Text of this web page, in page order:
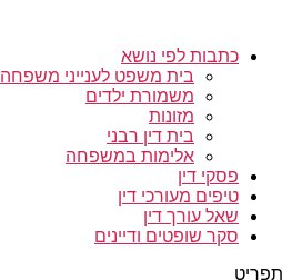
כתבות לפי נושא
בית משפט לענייני משפחה
משמורת ילדים
מזונות
בית דין רבני
אלימות במשפחה
פסקי דין
טיפים מעורכי דין
שאל עורך דין
סקר שופטים ודיינים
תפריט